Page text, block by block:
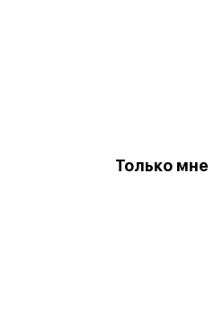
Только мне